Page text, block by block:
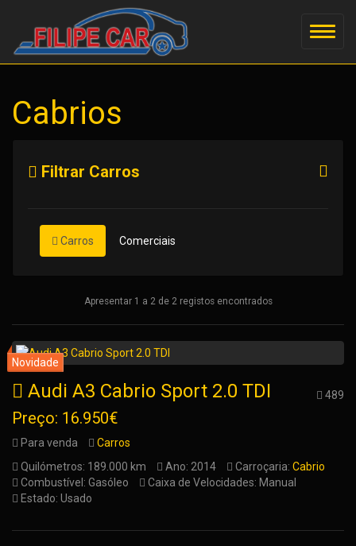
Cabrios
Filtrar Carros
Carros Comerciais
Apresentar 1 a 2 de 2 registos encontrados
489
Audi A3 Cabrio Sport 2.0 TDI
Preço: 16.950€
Para venda
Carros
Quilómetros: 189.000 km
Ano: 2014 Carroçaria: Cabrio
Combustível: Gasóleo
Caixa de Velocidades: Manual
Estado: Usado